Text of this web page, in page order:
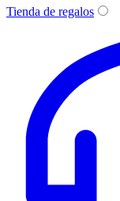
Tienda de regalos